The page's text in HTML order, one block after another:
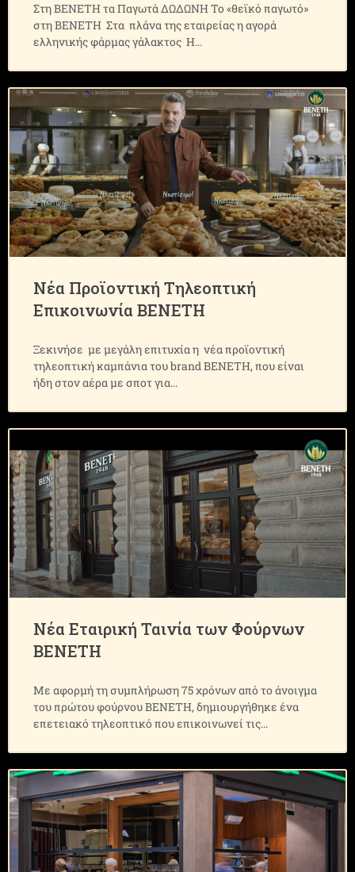
Στη ΒΕΝΕΤΗ τα Παγωτά ΔΩΔΩΝΗ Το «θεϊκό παγωτό»
στη ΒΕΝΕΤΗ Στα πλάνα της εταιρείας η αγορά
ελληνικής φάρμας γάλακτος Η
Νέα Προϊοντική Τηλεοπτική
Επικοινωνία ΒΕΝΕΤΗ
Ξεκινήσε με μεγάλη επιτυχία η νέα προϊοντική
τηλεοπτική καμπάνια του brand ΒΕΝΕΤΗ, που είναι
ήδη στον αέρα με σποτ για
Νέα Εταιρική Ταινία των Φούρνων
ΒΕΝΕΤΗ
Με αφορμή τη συμπλήρωση 75 χρόνων από το άνοιγμα
του πρώτου φούρνου ΒΕΝΕΤΗ, δημιουργήθηκε ένα
επετειακό τηλεοπτικό που επικοινωνεί τις